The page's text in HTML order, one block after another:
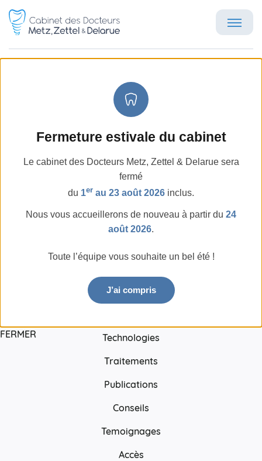
Interview de Michel Metz
Retour
Technologies
Traitements
Publications
Conseils
Temoignages
Accès
Fermeture estivale du cabinet
Le cabinet des Docteurs Metz, Zettel & Delarue sera
fermé
du 1er au 23 août 2026 inclus.
Nous vous accueillerons de nouveau à partir du 24
août 2026.
Toute l’équipe vous souhaite un bel été !
J’ai compris
FERMER